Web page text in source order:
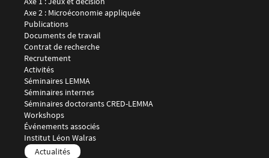
Axe 2 : Microéconomie appliquée
Publications
Documents de travail
Contrat de recherche
Recrutement
Menu footer LEMMA 3
Activités
Séminaires LEMMA
Séminaires internes
Séminaires doctorants CRED-LEMMA
Workshops
Événements associés
Menu footer LEMMA 4
Institut Léon Walras
Menu footer LEMMA 5
Actualités